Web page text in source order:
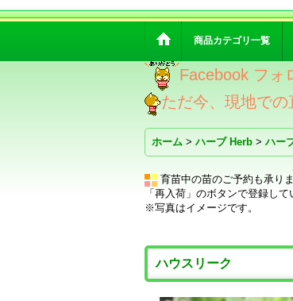
商品カテゴリ一覧
Facebook フォ
ただ今、現地での
ホーム > ハーブ Herb > ハー
育苗中の苗のご予約も承りま
「再入荷」のボタンで登録し
※写真はイメージです。
ハウスリーク